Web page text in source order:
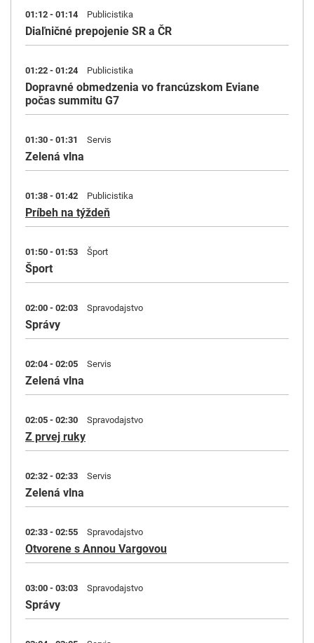
01:12 - 01:14 Publicistika
Diaľničné prepojenie SR a ČR
01:22 - 01:24 Publicistika
Dopravné obmedzenia vo francúzskom Eviane
počas summitu G7
01:30 - 01:31 Servis
Zelená vlna
01:38 - 01:42 Publicistika
Príbeh na týždeň
01:50 - 01:53 Šport
Šport
02:00 - 02:03 Spravodajstvo
Správy
02:04 - 02:05 Servis
Zelená vlna
02:05 - 02:30 Spravodajstvo
Z prvej ruky
02:32 - 02:33 Servis
Zelená vlna
02:33 - 02:55 Spravodajstvo
Otvorene s Annou Vargovou
03:00 - 03:03 Spravodajstvo
Správy